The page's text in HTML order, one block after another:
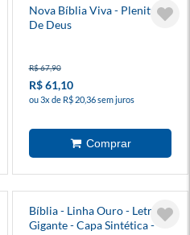
Nova Bíblia Viva - Plenitude
De Deus
R$ 67,90
R$ 61,10
ou 3x de R$ 20,36 sem juros
Bíblia - Linha Ouro - Letra
Gigante - Capa Sintética -